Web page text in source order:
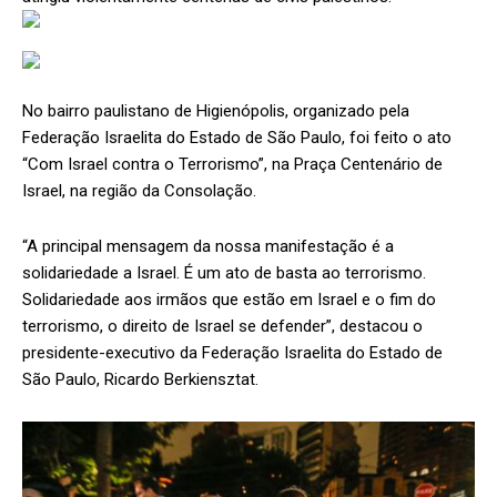
No bairro paulistano de Higienópolis, organizado pela
Federação Israelita do Estado de São Paulo, foi feito o ato
“Com Israel contra o Terrorismo”, na Praça Centenário de
Israel, na região da Consolação.
“A principal mensagem da nossa manifestação é a
solidariedade a Israel. É um ato de basta ao terrorismo.
Solidariedade aos irmãos que estão em Israel e o fim do
terrorismo, o direito de Israel se defender”, destacou o
presidente-executivo da Federação Israelita do Estado de
São Paulo, Ricardo Berkiensztat.